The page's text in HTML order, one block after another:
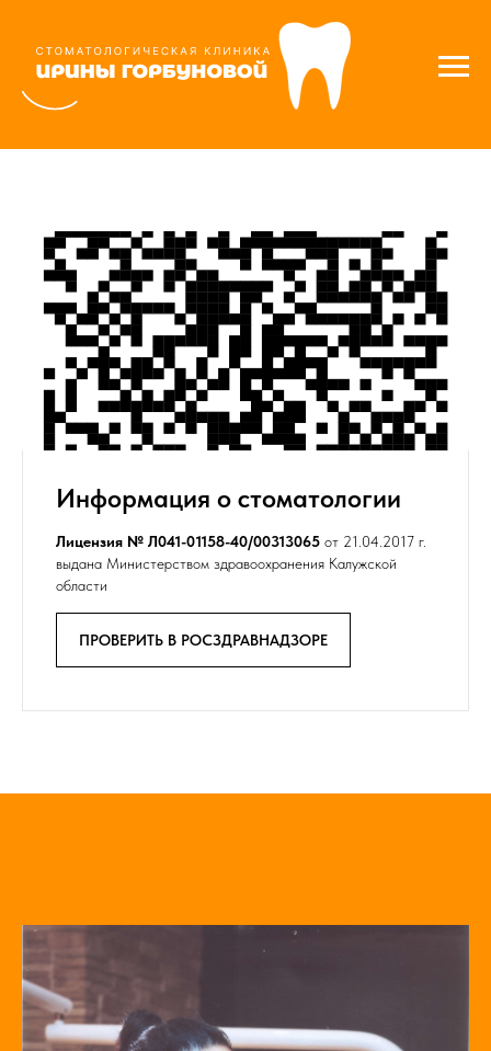
Информация о стоматологии
Лицензия № Л041-01158-40/00313065 от 21.04.2017 г.
выдана Министерством здравоохранения Калужской
области
ПРОВЕРИТЬ В РОСЗДРАВНАДЗОРЕ